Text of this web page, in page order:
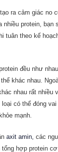
ra cảm giác no
protein, bạn
tuân theo kế
đều như
khác nhau.
nhau rất nhiều
có thể đóng
mạnh.
axit amin, các
tổng hợp protein